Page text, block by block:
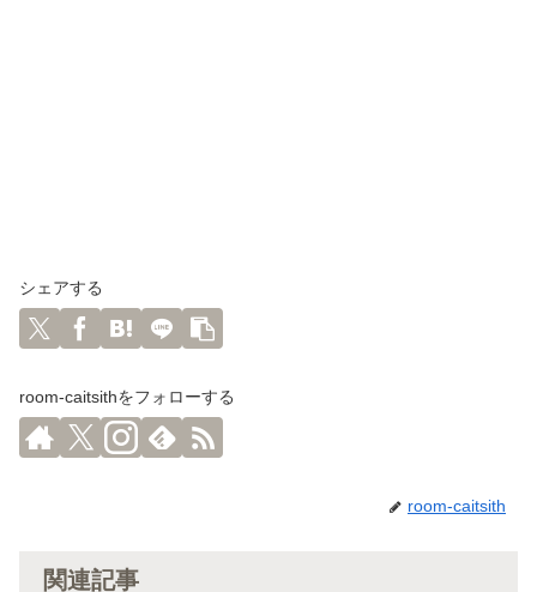
シェアする
room-caitsithをフォローする
room-caitsith
関連記事